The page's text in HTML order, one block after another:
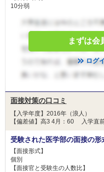
10分弱
まずは会
ログ
面接対策の口コミ
【入学年度】2016年（浪人）
【偏差値】高3 4月：60 入学直
受験された医学部の面接の形
【面接形式】
個別
【面接官と受験生の人数比】